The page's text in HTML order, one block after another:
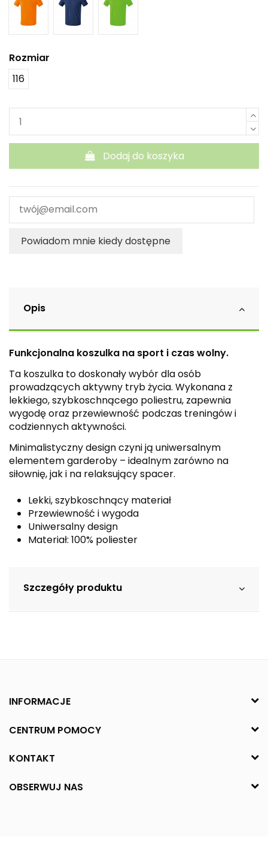
Rozmiar
116
Dodaj do koszyka
Powiadom mnie kiedy dostępne
Opis
Funkcjonalna koszulka na sport i czas wolny.
Ta koszulka to doskonały wybór dla osób
prowadzących aktywny tryb życia. Wykonana z
lekkiego, szybkoschnącego poliestru, zapewnia
wygodę oraz przewiewność podczas treningów i
codziennych aktywności.
Minimalistyczny design czyni ją uniwersalnym
elementem garderoby – idealnym zarówno na
siłownię, jak i na relaksujący spacer.
Lekki, szybkoschnący materiał
Przewiewność i wygoda
Uniwersalny design
Materiał: 100% poliester
Szczegóły produktu
INFORMACJE
CENTRUM POMOCY
KONTAKT
OBSERWUJ NAS